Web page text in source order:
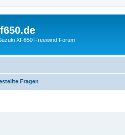
XF650 Freewind Forum
Fragen